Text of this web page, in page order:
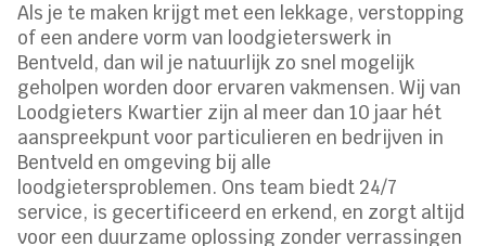
Als je te maken krijgt met een lekkage, verstopping
of een andere vorm van loodgieterswerk in
Bentveld, dan wil je natuurlijk zo snel mogelijk
geholpen worden door ervaren vakmensen. Wij van
Loodgieters Kwartier zijn al meer dan 10 jaar hét
aanspreekpunt voor particulieren en bedrijven in
Bentveld en omgeving bij alle
loodgietersproblemen. Ons team biedt 24/7
service, is gecertificeerd en erkend, en zorgt altijd
voor een duurzame oplossing zonder verrassingen